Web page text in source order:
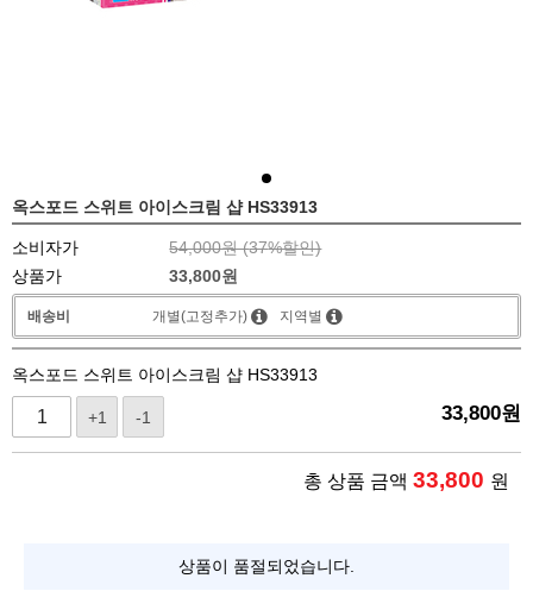
옥스포드 스위트 아이스크림 샵 HS33913
소비자가 54,000원 (37%할인)
상품가
33,800원
배송비 개별(고정추가) 지역별
옥스포드 스위트 아이스크림 샵 HS33913
+1 -1 33,800원
총 상품 금액 33,800 원
상품이 품절되었습니다.